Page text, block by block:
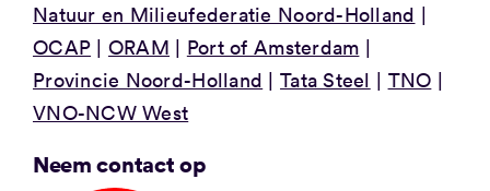
Natuur en Milieufederatie Noord-Holland
OCAP
ORAM
Port of Amsterdam
Provincie Noord-Holland
Tata Steel
TNO
VNO-NCW West
Neem contact op